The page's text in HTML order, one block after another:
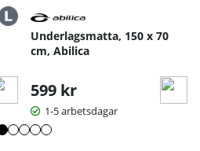
Underlagsmatta, 150 x 70
cm, Abilica
599 kr
1-5 arbetsdagar